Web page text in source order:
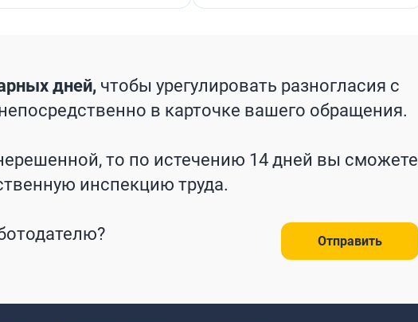
дней, чтобы урегулировать разногласия с
в карточке вашего обращения.
то по истечению 14 дней вы сможете
инспекцию труда.
Отправить